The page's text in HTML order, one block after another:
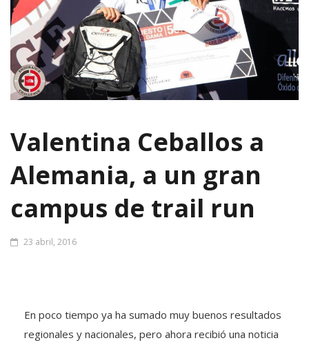
Valentina Ceballos a
Alemania, a un gran
campus de trail run
23 abril, 2016
En poco tiempo ya ha sumado muy buenos resultados
regionales y nacionales, pero ahora recibió una noticia